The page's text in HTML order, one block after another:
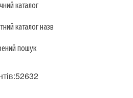
каталог
каталог назв
пошук